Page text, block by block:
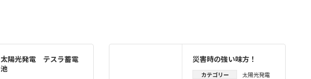
太陽光発電 テスラ蓄電
池
災害時の強い味方！
カテゴリー 太陽光発電